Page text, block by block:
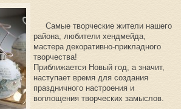
Самые творческие жители нашего
района, любители хендмейда,
мастера декоративно-прикладного
творчества!
Приближается Новый год, а значит,
наступает время для создания
праздничного настроения и
воплощения творческих замыслов.